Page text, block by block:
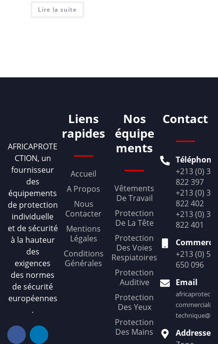
Lire la suite
AFRICAPROTE
CTION, un
fournisseur
des
équipements
de protection
individuelle
et de sécurité
à la hauteur
des
exigences
des normes
de sécurité
européennes
.
Liens
rapides
Accueil
A Propos
Nous
Contacter
Mentions
Légales
Conditions
Générales
Nos
équipe
ments
Vêtements
De Travail
Protection
De La Tête
Protection
Des Voies
Respiatoires
Protection
Auditive
Protection
Des Yeux
Protection
Des Mains
Contact
Téléphone
+213 (0) 36
822 397
+213 (0) 36
822 402
+213 (0) 36
822 401
+213 (0)
650 096
Email
Addresse